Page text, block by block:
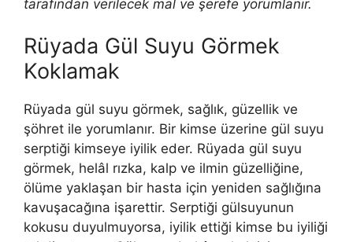
tarafından verilecek mal ve şerefe yorumlanır.
Rüyada Gül Suyu Görmek
Koklamak
Rüyada gül suyu görmek, sağlık, güzellik ve
şöhret ile yorumlanır. Bir kimse üzerine gül suyu
serptiği kimseye iyilik eder. Rüyada gül suyu
görmek, helâl rızka, kalp ve ilmin güzelliğine,
ölüme yaklaşan bir hasta için yeniden sağlığına
kavuşacağına işarettir. Serptiği gülsuyunun
kokusu duyulmuyorsa, iyilik ettiği kimse bu iyiliği